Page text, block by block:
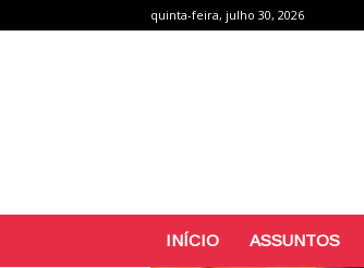
quinta-feira, julho 30, 2026
INÍCIO ASSUNTOS